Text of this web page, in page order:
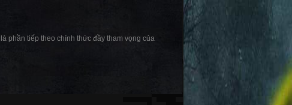
phần tiếp theo chính thức đầy tham vọng của